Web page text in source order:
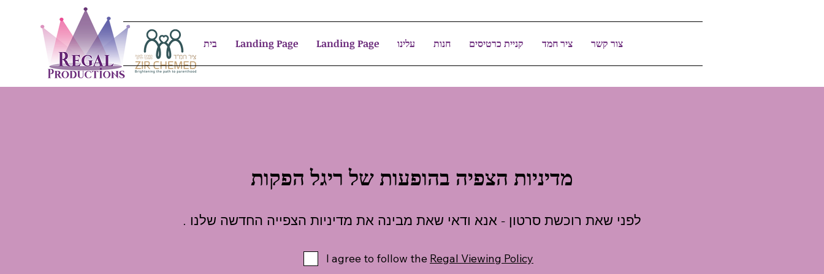
בית Landing Page Landing Page עלינו חנות קניית כרטיסים ציר חמד צור קשר
מדיניות הצפיה בהופעות של ריגל הפקות
לפני שאת רוכשת סרטון - אנא ודאי שאת מבינה את מדיניות הצפייה החדשה שלנו .
I agree to follow the Regal Viewing Policy